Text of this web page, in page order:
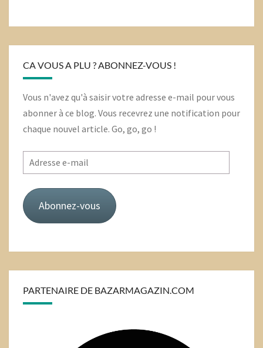
CA VOUS A PLU ? ABONNEZ-VOUS !
Vous n'avez qu'à saisir votre adresse e-mail pour vous
abonner à ce blog. Vous recevrez une notification pour
chaque nouvel article. Go, go, go !
Adresse
e-
mail
Abonnez-vous
PARTENAIRE DE BAZARMAGAZIN.COM